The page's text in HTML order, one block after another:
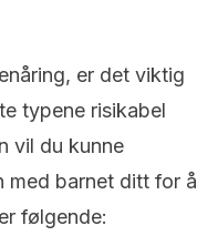
er det viktig
typene risikabel
vil du kunne
med barnet ditt for å
følgende: